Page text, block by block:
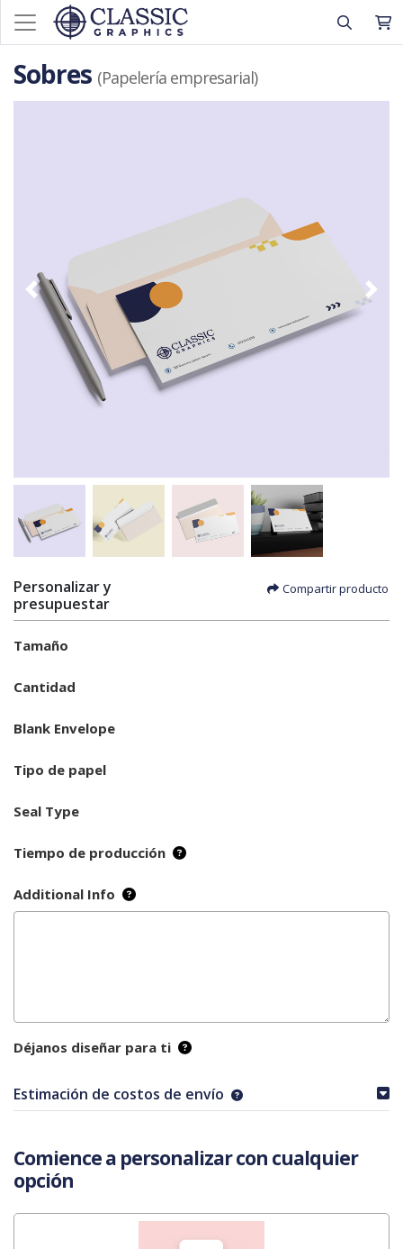
Sobres (Papelería empresarial)
Personalizar y
presupuestar
Compartir producto
Tamaño
Cantidad
Blank Envelope
Tipo de papel
Seal Type
Tiempo de producción
Additional Info
Déjanos diseñar para ti
Estimación de costos de envío
Comience a personalizar con cualquier
opción